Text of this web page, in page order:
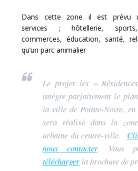
Dans cette zone il est prévu
services ; hôtellerie, sports,
commerces, éducation, santé,
qu’un parc animalier
Le projet les «
intègre parfaitement le
la ville de Pointe-Noire, en
sera réalisé dans la zone
urbaine du centre-ville.
nous contacter. Vous
télécharger la brochure de